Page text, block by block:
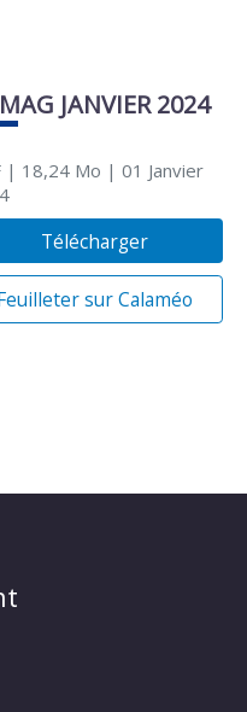
JANVIER 2024
| 18,24 Mo | 01 Janvier
Télécharger
sur Calaméo